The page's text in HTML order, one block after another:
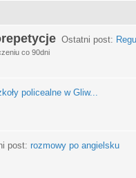
Ostatni post:
co 90dni
policealne w Gliw...
post: rozmowy po angielsku